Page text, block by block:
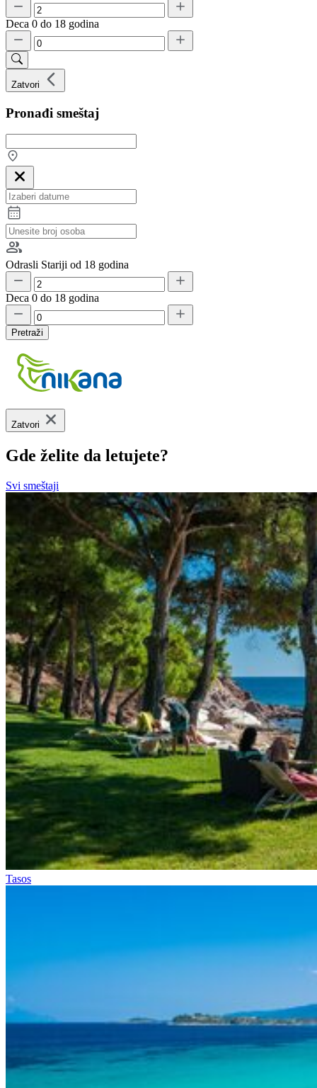
Deca 0 do 18 godina
Zatvori
Pronađi smeštaj
Odrasli Stariji od 18 godina
Deca 0 do 18 godina
Pretraži
Zatvori
Gde želite da letujete?
Svi smeštaji
Tasos